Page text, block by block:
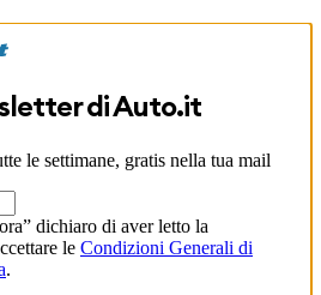
diAuto.it
le settimane, gratis nella tua mail
dichiaro di aver letto la
le Condizioni Generali di
.